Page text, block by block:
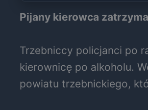
Pijany kierowca
Trzebniccy policjanci po
kierownicę po alkoholu.
powiatu trzebnickiego,